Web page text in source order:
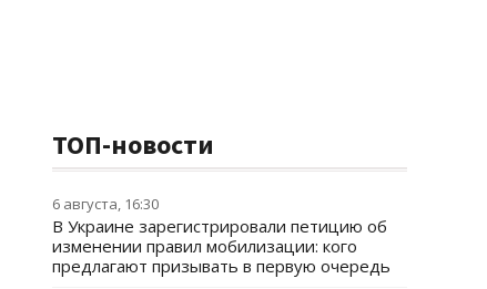
ТОП-новости
6 августа, 16:30
В Украине зарегистрировали петицию об
изменении правил мобилизации: кого
предлагают призывать в первую очередь